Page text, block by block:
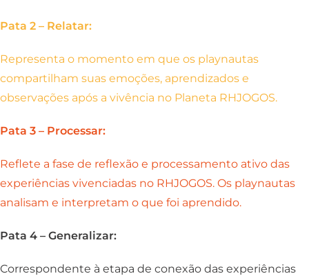
Pata 2 – Relatar:
Representa o momento em que os playnautas
compartilham suas emoções, aprendizados e
observações após a vivência no Planeta RHJOGOS.
Pata 3 – Processar:
Reflete a fase de reflexão e processamento ativo das
experiências vivenciadas no RHJOGOS. Os playnautas
analisam e interpretam o que foi aprendido.
Pata 4 – Generalizar:
Correspondente à etapa de conexão das experiências